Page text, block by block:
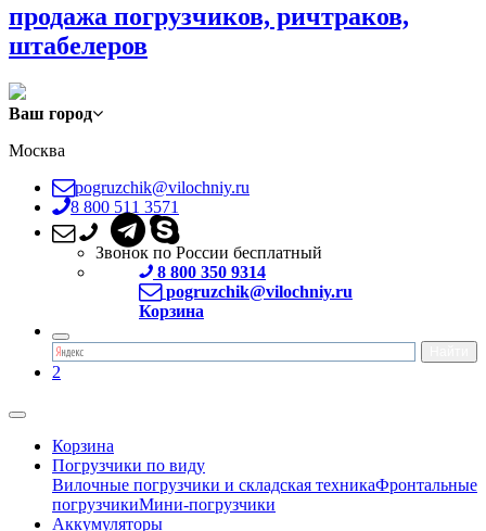
продажа погрузчиков, ричтраков,
штабелеров
Ваш город
Москва
pogruzchik@vilochniy.ru
8 800 511 3571
Звонок по России бесплатный
8 800 350 9314
pogruzchik@vilochniy.ru
Корзина
2
Корзина
Погрузчики по виду
Вилочные погрузчики и складская техникаФронтальные
погрузчикиМини-погрузчики
Аккумуляторы